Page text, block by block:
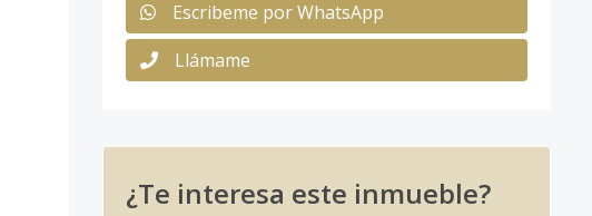
Escribeme por WhatsApp
Llámame
¿Te interesa este inmueble?